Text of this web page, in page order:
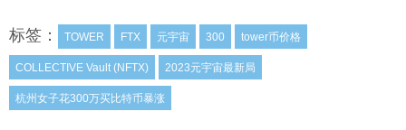
标签： TOWER FTX 元宇宙 300 tower币价格
COLLECTIVE Vault (NFTX) 2023元宇宙最新局
杭州女子花300万买比特币暴涨